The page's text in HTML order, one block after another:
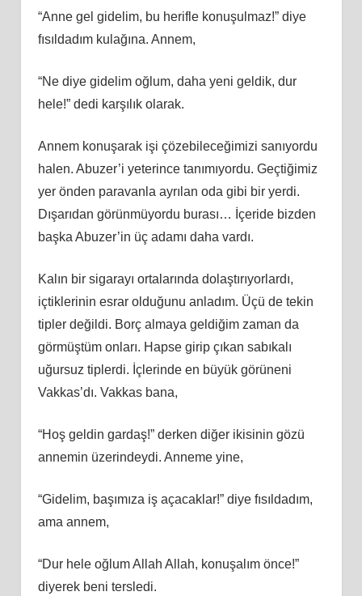
“Anne gel gidelim, bu herifle konuşulmaz!” diye
fısıldadım kulağına. Annem,
“Ne diye gidelim oğlum, daha yeni geldik, dur
hele!” dedi karşılık olarak.
Annem konuşarak işi çözebileceğimizi sanıyordu
halen. Abuzer’i yeterince tanımıyordu. Geçtiğimiz
yer önden paravanla ayrılan oda gibi bir yerdi.
Dışarıdan görünmüyordu burası… İçeride bizden
başka Abuzer’in üç adamı daha vardı.
Kalın bir sigarayı ortalarında dolaştırıyorlardı,
içtiklerinin esrar olduğunu anladım. Üçü de tekin
tipler değildi. Borç almaya geldiğim zaman da
görmüştüm onları. Hapse girip çıkan sabıkalı
uğursuz tiplerdi. İçlerinde en büyük görüneni
Vakkas’dı. Vakkas bana,
“Hoş geldin gardaş!” derken diğer ikisinin gözü
annemin üzerindeydi. Anneme yine,
“Gidelim, başımıza iş açacaklar!” diye fısıldadım,
ama annem,
“Dur hele oğlum Allah Allah, konuşalım önce!”
diyerek beni tersledi.